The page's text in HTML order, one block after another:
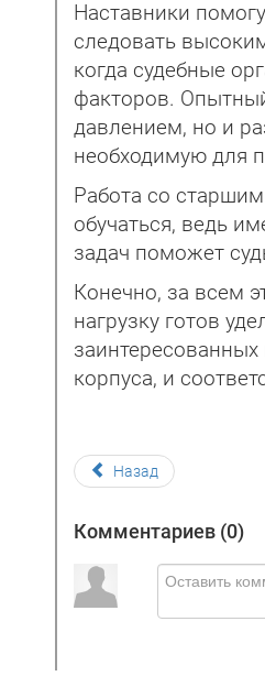
Наставники
следовать
когда судебные
факторов.
давлением, но и
необходимую для
Работа со
обучаться, ведь
задач поможет
Конечно, за всем
нагрузку готов
заинтересованных
корпуса, и
Назад
Комментариев (0)